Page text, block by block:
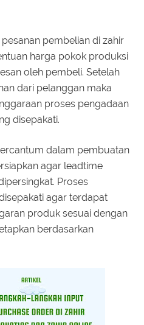
pembelian di zahir
harga pokok produksi
oleh pembeli. Setelah
dari pelanggan maka
proses pengadaan
disepakati.
dalam pembuatan
agar leadtime
Proses
agar terdapat
produk sesuai dengan
berdasarkan